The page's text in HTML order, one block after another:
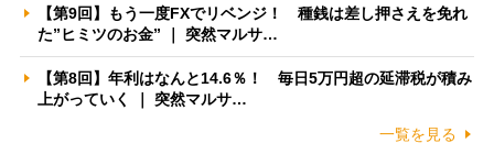
【第9回】もう一度FXでリベンジ！ 種銭は差し押さえを免れ
た”ヒミツのお金” ｜ 突然マルサ…
【第8回】年利はなんと14.6％！ 毎日5万円超の延滞税が積み
上がっていく ｜ 突然マルサ…
一覧を見る